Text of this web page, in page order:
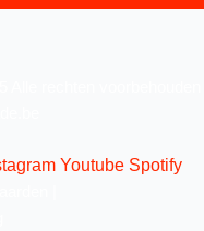
Youtube Spotify